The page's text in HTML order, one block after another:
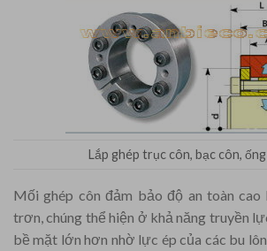
Lắp ghép trục côn, bạc côn,
Mối ghép côn đảm bảo độ an toàn
trơn, chúng thể hiện ở khả năng truyền
bề mặt lớn hơn nhờ lực ép của các bu